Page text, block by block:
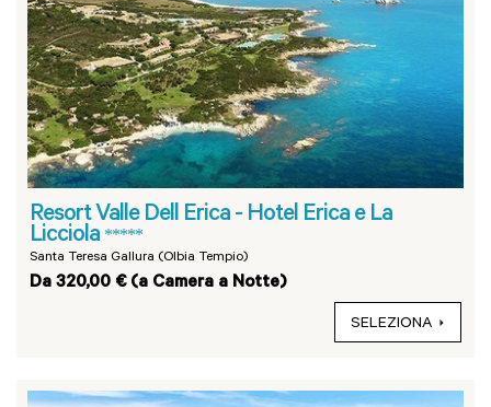
Resort Valle Dell Erica - Hotel Erica e La
Licciola *****
Santa Teresa Gallura (Olbia Tempio)
Da 320,00 € (a Camera a Notte)
SELEZIONA